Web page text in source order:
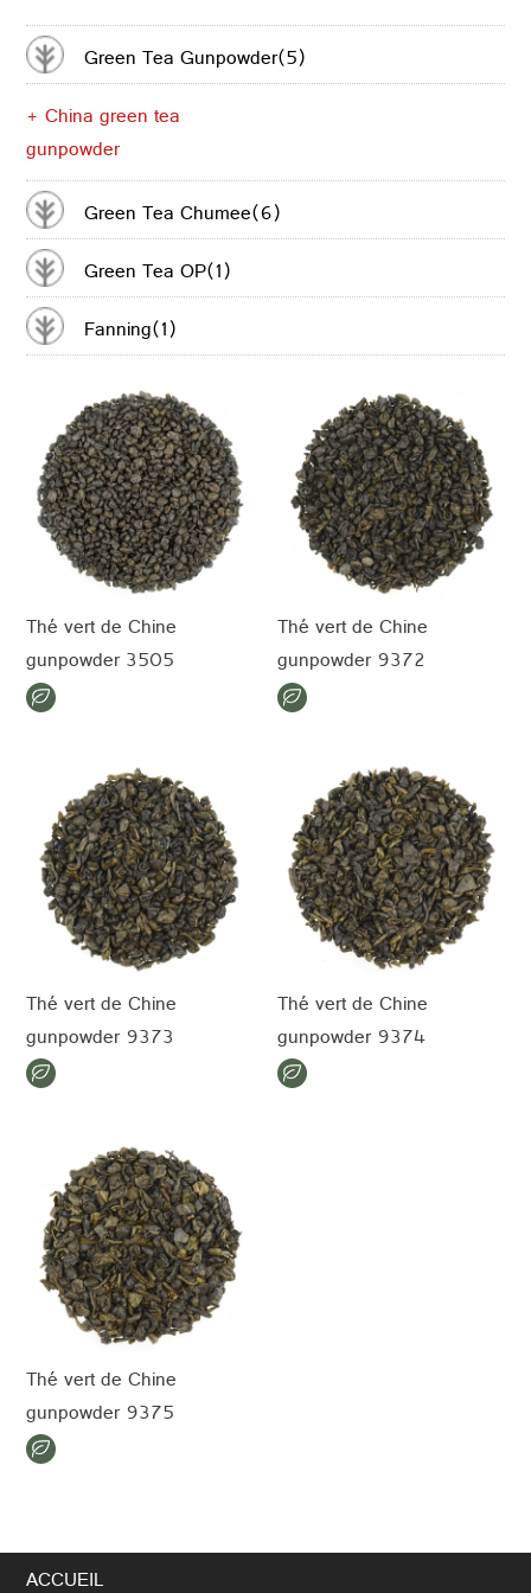
Green Tea Gunpowder(5)
+ China green tea
gunpowder
Green Tea Chumee(6)
Green Tea OP(1)
Fanning(1)
Thé vert de Chine
gunpowder 3505
Thé vert de Chine
gunpowder 9372
Thé vert de Chine
gunpowder 9373
Thé vert de Chine
gunpowder 9374
Thé vert de Chine
gunpowder 9375
ACCUEIL
CONTACTER